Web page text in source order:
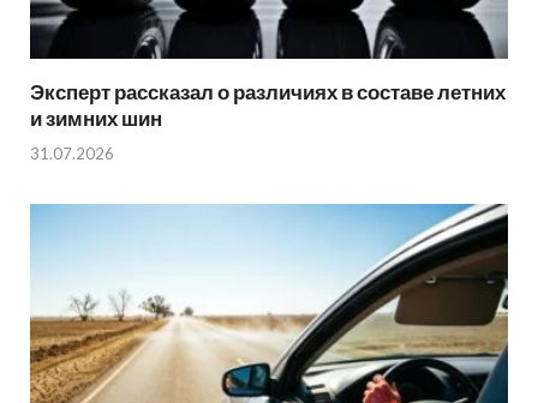
Эксперт рассказал о различиях в составе летних
и зимних шин
31.07.2026